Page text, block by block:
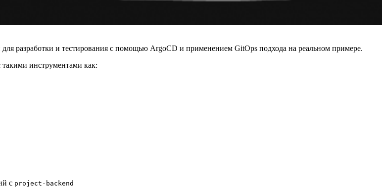
разработки и тестирования с помощью ArgoCD и применением GitOps подхода на реальном примере.
инструментами как:
с project-backend